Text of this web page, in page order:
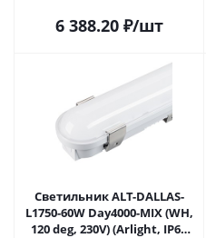
6 388.20₽/шт
Светильник ALT-DALLAS-
L1750-60W Day4000-MIX (WH,
120 deg, 230V) (Arlight, IP66